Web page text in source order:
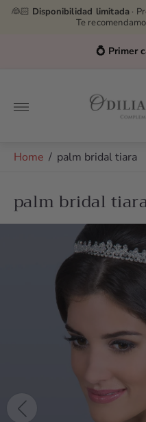
👰🏻 Disponibilidad limitada ·
Te
💍 Primer
Home / palm bridal tiara
palm bridal